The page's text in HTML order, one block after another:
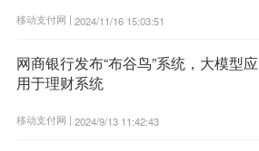
移动支付网 | 2024/11/16 15:03:51
网商银行发布“布谷鸟”系统，大模型应
用于理财系统
移动支付网 | 2024/9/13 11:42:43